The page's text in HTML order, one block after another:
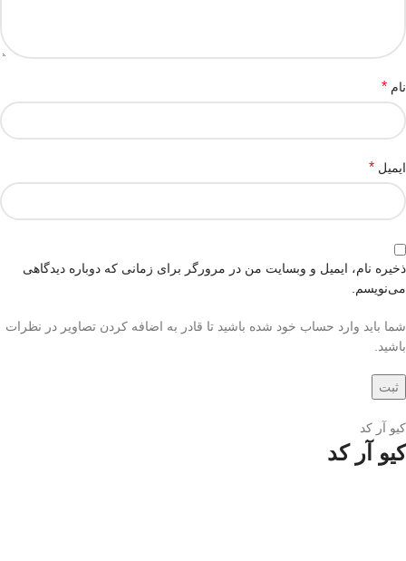
نام *
ایمیل *
ذخیره نام، ایمیل و وبسایت من در مرورگر برای زمانی که دوباره دیدگاهی
می‌نویسم.
شما باید وارد حساب خود شده باشید تا قادر به اضافه کردن تصاویر در نظرات
باشید.
کیو آر کد
کیو آر کد